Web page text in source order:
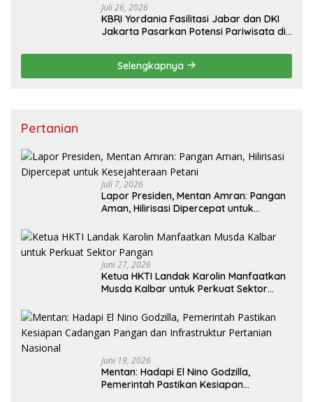
Juli 26, 2026
KBRI Yordania Fasilitasi Jabar dan DKI
Jakarta Pasarkan Potensi Pariwisata di
Selengkapnya
Pertanian
Juli 7, 2026
Lapor Presiden, Mentan Amran: Pangan
Aman, Hilirisasi Dipercepat untuk
Juni 27, 2026
Ketua HKTI Landak Karolin Manfaatkan
Musda Kalbar untuk Perkuat Sektor
Juni 19, 2026
Mentan: Hadapi El Nino Godzilla,
Pemerintah Pastikan Kesiapan